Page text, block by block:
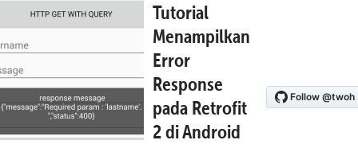
Tutorial
Menampilkan
Error
Response
pada Retrofit
2 di Android